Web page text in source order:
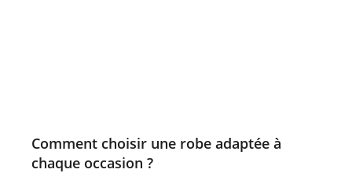
Comment choisir une robe adaptée à
chaque occasion ?